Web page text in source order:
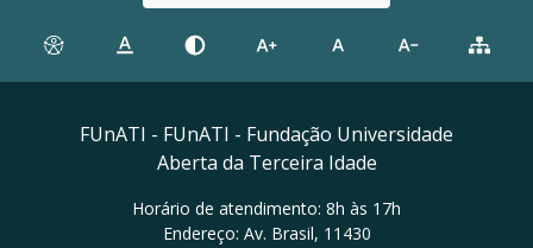
FUnATI - FUnATI - Fundação Universidade
Aberta da Terceira Idade
Horário de atendimento: 8h às 17h
Endereço: Av. Brasil, 11430